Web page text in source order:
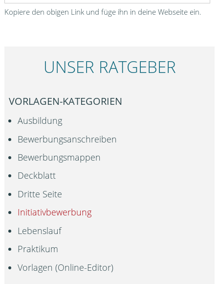
Kopiere den obigen Link und füge ihn in deine Webseite ein.
UNSER RATGEBER
VORLAGEN-KATEGORIEN
Ausbildung
Bewerbungsanschreiben
Bewerbungsmappen
Deckblatt
Dritte Seite
Initiativbewerbung
Lebenslauf
Praktikum
Vorlagen (Online-Editor)